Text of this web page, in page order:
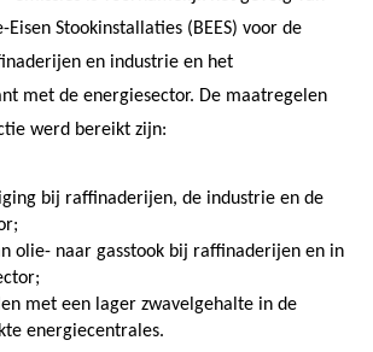
Eisen Stookinstallaties (BEES) voor de
en industrie en het
met de energiesector. De maatregelen
werd bereikt zijn:
bij raffinaderijen, de industrie en de
olie- naar gasstook bij raffinaderijen en in
met een lager zwavelgehalte in de
energiecentrales.